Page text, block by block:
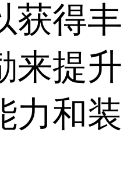
获得丰
来提升
力和装